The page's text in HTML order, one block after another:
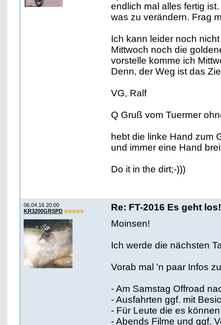
endlich mal alles fertig
was zu verändern. Frag
Ich kann leider noch
Mittwoch noch die
vorstelle komme ich
Denn, der Weg ist das
VG, Ralf
Q Gruß vom Tuermer
hebt die linke Hand zum
und immer eine Hand
Do it in the dirt;-)))
06.04.16 20:00
KR3200GRSPD
Re: FT-2016 Es geht los!
Moinsen!
Ich werde die nächsten
Vorab mal 'n paar Infos
- Am Samstag Offroad
- Ausfahrten ggf. mit
- Für Leute die es
- Abends Filme und ggf.